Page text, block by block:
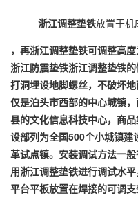
浙江调整垫铁放置于机
，再浙江调整垫铁可调整高
浙江防震垫铁浙江调整垫铁
打洞埋设地脚螺丝，不破坏
仅是泊头市西部的中心城镇
县的文化信息科技中心，商
设部列为全国500个小城镇
革试点镇。安装调试方法一
用浙江调整垫铁进行调试水
平台平板放置在焊接的可调